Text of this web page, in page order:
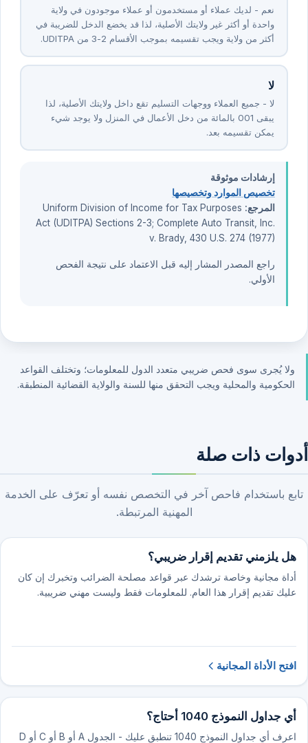
نعم - لديك عملاء أو مستخدمون أو عملاء موجودون في ولاية
واحدة أو أكثر غير ولايتك الأصلية، لذا قد يخضع الدخل للضريبة في
أكثر من ولاية ويجب تقسيمه بموجب الأقسام ⁦2-3⁩ من UDITPA.
لا
لا - جميع العملاء ووجهات التسليم تقع داخل ولايتك الأصلية، لذا
يبقى ⁦100⁩ بالمائة من دخل الأعمال في المنزل ولا يوجد شيء
يمكن تقسيمه بعد.
إرشادات موثوقة
تخصيص الموارد وتخصيصها
المرجع: Uniform Division of Income for Tax Purposes
Act (UDITPA) Sections 2-3; Complete Auto Transit, Inc.
v. Brady, 430 U.S. 274 (1977)
راجع المصدر المشار إليه قبل الاعتماد على نتيجة الفحص
الأولي.
ولا يُجرى سوى فحص ضريبي متعدد الدول للمعلومات؛ وتختلف القواعد
الحكومية والمحلية ويجب التحقق منها للسنة والولاية القضائية المنطبقة.
أدوات ذات صلة
تابع باستخدام فاحص آخر في التخصص نفسه أو تعرّف على الخدمة
المهنية المرتبطة.
هل يلزمني تقديم إقرار ضريبي؟
أداة مجانية وخاصة ترشدك عبر قواعد مصلحة الضرائب وتخبرك إن كان
عليك تقديم إقرار هذا العام. للمعلومات فقط وليست مهني ضريبية.
افتح الأداة المجانية
أي جداول النموذج 1040 أحتاج؟
اعرف أي جداول النموذج 1040 تنطبق عليك - الجدول A أو B أو C أو D